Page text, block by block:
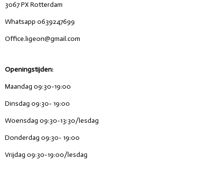
3067 PX Rotterdam
Whatsapp 0639247699
Office.ligeon@gmail.com
Openingstijden:
Maandag 09:30-19:00
Dinsdag 09:30- 19:00
Woensdag 09:30-13:30/lesdag
Donderdag 09:30- 19:00
Vrijdag 09:30-19:00/lesdag